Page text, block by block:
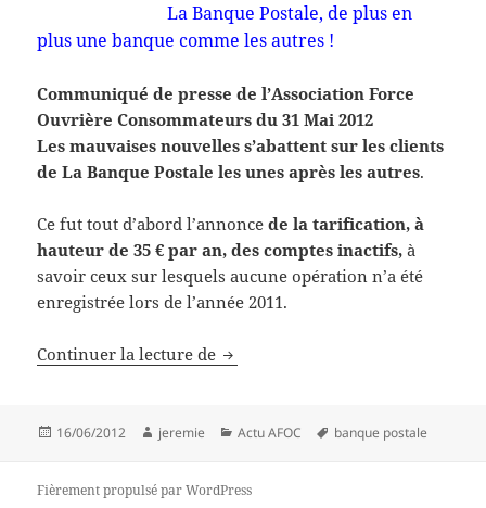
La Banque Postale, de plus en
plus une banque comme les autres !
Communiqué de presse de l’Association Force
Ouvrière Consommateurs du 31 Mai 2012
Les mauvaises nouvelles s’abattent sur les clients
de La Banque Postale les unes après les autres.
Ce fut tout d’abord l’annoncede la tarification, à
hauteur de 35 € par an, des comptes inactifs, à
savoir ceux sur lesquels aucune opération n’a été
enregistrée lors de l’année 2011.
Continuer la lecture de Les tarifs de la Banque Postale …
Publié
16/06/2012 Auteur
jeremie Catégories
Actu AFOC
Mots-
banque postale
Fièrement propulsé par WordPress